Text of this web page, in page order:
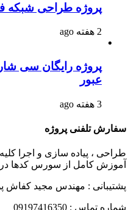
پروژه طراحی شبکه
2 هفته ago
پروژه رایگان سی
عبور
3 هفته ago
سفارش تلفنی پروژه
طراحی ، پیاده سازی و اجرا
آموزش کامل از سورس کدها
پشتیبانی : مهندس مجید کفاش
شماره تماس : 09197416350